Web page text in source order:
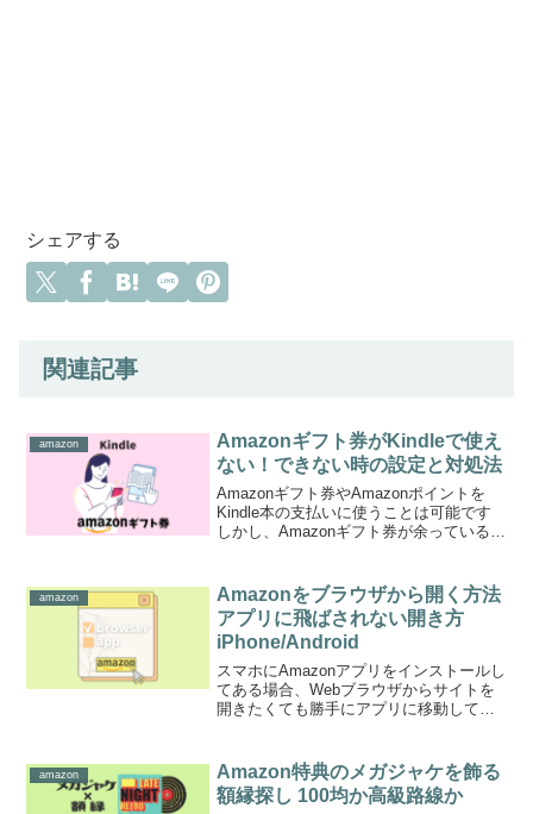
シェアする
関連記事
amazon
Amazonギフト券がKindleで使え
ない！できない時の設定と対処法
Amazonギフト券やAmazonポイントを
Kindle本の支払いに使うことは可能です
しかし、Amazonギフト券が余っているか
された！という苦い経験をした人、結...
amazon
Amazonをブラウザから開く方法
アプリに飛ばされない開き方
iPhone/Android
スマホにAmazonアプリをインストールし
てある場合、Webブラウザからサイトを
開きたくても勝手にアプリに移動してし
ブラウザから勝手にアプリに飛ばされる
こと...
amazon
Amazon特典のメガジャケを飾る
額縁探し 100均か高級路線か